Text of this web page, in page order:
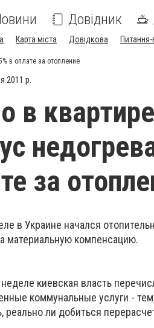
Довідник
Карта міста Довідкова Питання-
в оплате за отопление
2011 р.
в
за
в Украине начался
материальную компенсацию.
киевская власть
коммунальные услуги -
реально ли добиться